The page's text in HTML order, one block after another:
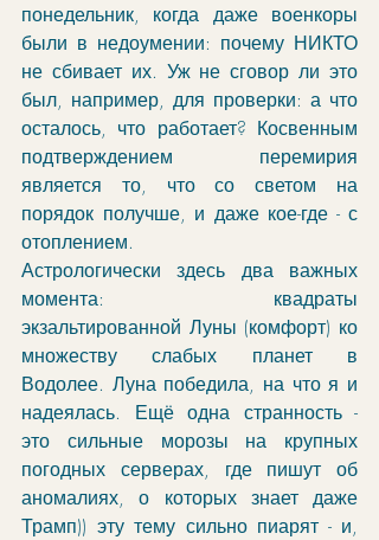
понедельник, когда даже военкоры
были в недоумении: почему НИКТО
не сбивает их. Уж не сговор ли это
был, например, для проверки: а что
осталось, что работает? Косвенным
подтверждением перемирия
является то, что со светом на
порядок получше, и даже кое-где - с
отоплением.
Астрологически здесь два важных
момента: квадраты
экзальтированной Луны (комфорт) ко
множеству слабых планет в
Водолее. Луна победила, на что я и
надеялась. Ещё одна странность -
это сильные морозы на крупных
погодных серверах, где пишут об
аномалиях, о которых знает даже
Трамп)) эту тему сильно пиарят - и,